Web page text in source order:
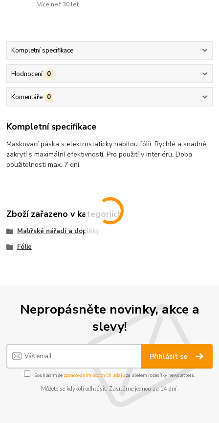
Více než 30 let
Kompletní specifikace
Hodnocení 0
Komentáře 0
Kompletní specifikace
Maskovací páska s elektrostaticky nabitou fólií. Rychlé a snadné
zakrytí s maximální efektivností. Pro použití v interiéru. Doba
použitelnosti max. 7 dní.
Zboží zařazeno v kategoriích
Malířské nářadí a doplňky
Fólie
Nepropásněte novinky, akce a
slevy!
Přihlásit se
Souhlasím se zpracováním osobních údajůza účelem rozesílky newsletteru.
Můžete se kdykoli odhlásit. Zasíláme jednou za 14 dní.